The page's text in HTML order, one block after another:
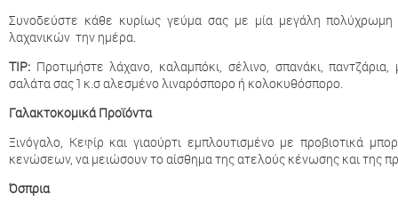
Συνοδεύστε κάθε κυρίως γεύμα σας µε µία μεγάλη
λαχανικών την ημέρα.
TIP: Προτιμήστε λάχανο, καλαμπόκι, σέλινο, σπανάκι,
σαλάτα σας 1 κ.σ αλεσμένο λιναρόσπορο ή κολοκυθόσπορο.
Γαλακτοκομικά Προϊόντα
Ξινόγαλο, Κεφίρ και γιαούρτι εμπλουτισμένο με προβιοτικά
κενώσεων, να μειώσουν το αίσθημα της ατελούς κένωσης και της
Όσπρια